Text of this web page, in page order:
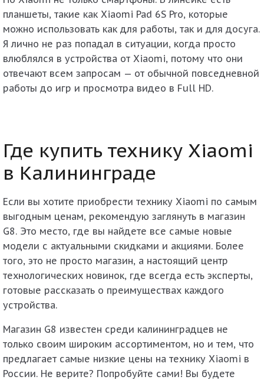
планшеты, такие как Xiaomi Pad 6S Pro, которые
можно использовать как для работы, так и для досуга.
Я лично не раз попадал в ситуации, когда просто
влюблялся в устройства от Xiaomi, потому что они
отвечают всем запросам — от обычной повседневной
работы до игр и просмотра видео в Full HD.
Где купить технику Xiaomi
в Калининграде
Если вы хотите приобрести технику Xiaomi по самым
выгодным ценам, рекомендую заглянуть в магазин
G8. Это место, где вы найдете все самые новые
модели с актуальными скидками и акциями. Более
того, это не просто магазин, а настоящий центр
технологических новинок, где всегда есть эксперты,
готовые рассказать о преимуществах каждого
устройства.
Магазин G8 известен среди калининградцев не
только своим широким ассортиментом, но и тем, что
предлагает самые низкие цены на технику Xiaomi в
России. Не верите? Попробуйте сами! Вы будете